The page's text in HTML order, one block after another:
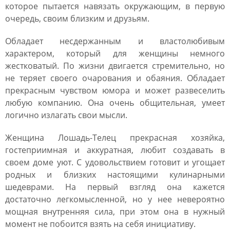
которое пытается навязать окружающим, в первую
очередь, своим близким и друзьям.
Обладает несдержанным и властолюбивым
характером, который для женщины немного
жестковатый. По жизни двигается стремительно, но
не теряет своего очарования и обаяния. Обладает
прекрасным чувством юмора и может развеселить
любую компанию. Она очень общительная, умеет
логично излагать свои мысли.
Женщина Лошадь-Телец прекрасная хозяйка,
гостеприимная и аккуратная, любит создавать в
своем доме уют. С удовольствием готовит и угощает
родных и близких настоящими кулинарными
шедеврами. На первый взгляд она кажется
достаточно легкомысленной, но у нее невероятно
мощная внутренняя сила, при этом она в нужный
момент не побоится взять на себя инициативу.